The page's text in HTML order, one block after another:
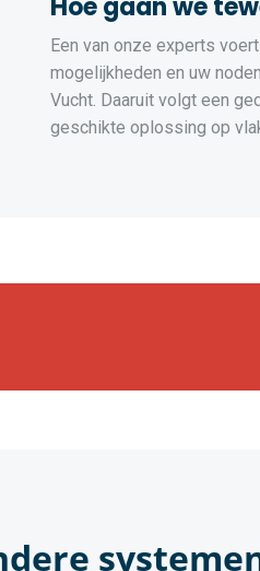
Hoe gaan we
Een van onze experts
mogelijkheden en uw
Vucht. Daaruit volgt een
geschikte oplossing op